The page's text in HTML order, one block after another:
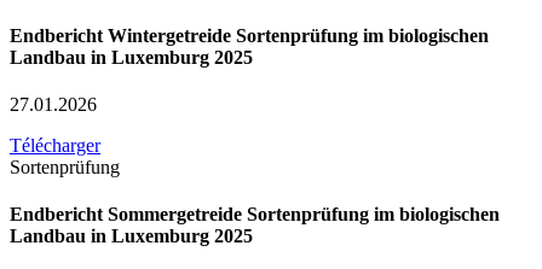
Endbericht Wintergetreide Sortenprüfung im biologischen
Landbau in Luxemburg 2025
27.01.2026
Télécharger
Sortenprüfung
Endbericht Sommergetreide Sortenprüfung im biologischen
Landbau in Luxemburg 2025